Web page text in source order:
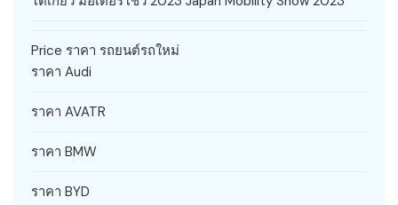
Price ราคา รถยนต์รถใหม่
ราคา Audi
ราคา AVATR
ราคา BMW
ราคา BYD